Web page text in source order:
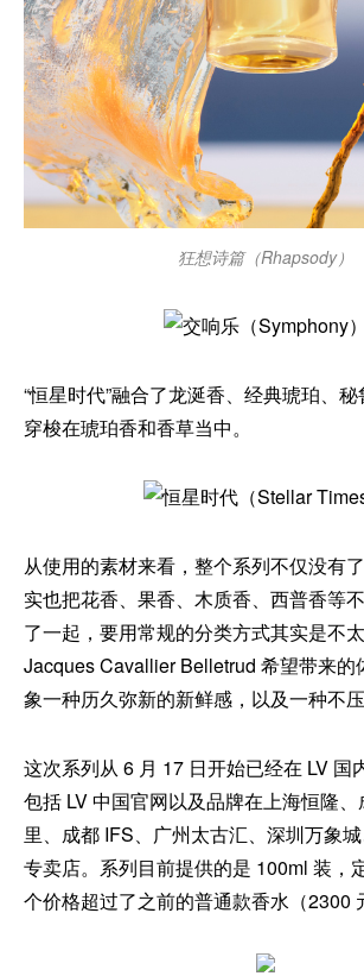
狂想诗篇（Rhapsody）
“恒星时代”融合了龙涎香、经典琥珀、秘
穿梭在琥珀香和香草当中。
从使用的素材来看，整个系列不仅没有
实也把花香、果香、木质香、西普香等
了一起，要用常规的分类方式其实是不
Jacques Cavallier Belletrud 希望带来的
象一种历久弥新的新鲜感，以及一种不压
这次系列从 6 月 17 日开始已经在 LV 国
包括 LV 中国官网以及品牌在上海恒隆
里、成都 IFS、广州太古汇、深圳万象
专卖店。系列目前提供的是 100ml 装，
个价格超过了之前的普通款香水（2300